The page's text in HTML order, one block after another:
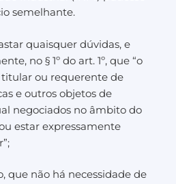
semelhante.
quaisquer dúvidas, e
no § 1º do art. 1º, que “o
ou requerente de
e outros objetos de
negociados no âmbito do
estar expressamente
que não há necessidade de